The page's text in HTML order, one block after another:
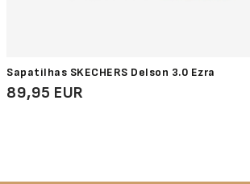
Sapatilhas SKECHERS Delson 3.0 Ezra
89,95 EUR